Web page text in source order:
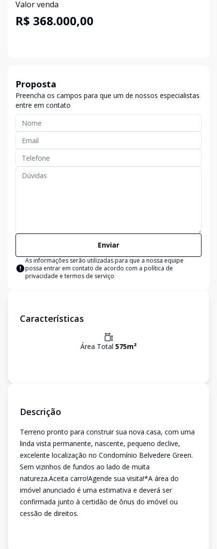
Valor venda
R$ 368.000,00
Proposta
Preencha os campos para que um de nossos especialistas
entre em contato
Enviar
As informações serão utilizadas para que a nossa equipe
possa entrar em contato de acordo com a política de
privacidade e termos de serviço
Características
Área Total 575m²
Descrição
Terreno pronto para construir sua nova casa, com uma
linda vista permanente, nascente, pequeno declive,
excelente localização no Condomínio Belvedere Green.
Sem vizinhos de fundos ao lado de muita
natureza.Aceita carro!Agende sua visita!*A área do
imóvel anunciado é uma estimativa e deverá ser
confirmada junto à certidão de ônus do imóvel ou
cessão de direitos.